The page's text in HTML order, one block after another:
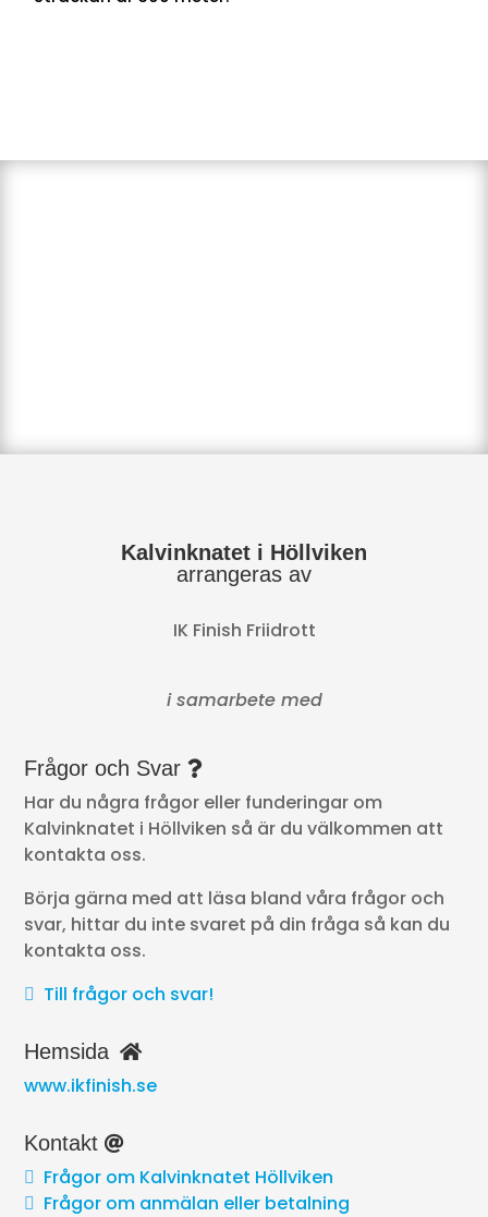
Kalvinknatet i Höllviken
arrangeras av
IK Finish Friidrott
i samarbete med
Frågor och Svar
Har du några frågor eller funderingar om
Kalvinknatet i Höllviken så är du välkommen att
kontakta oss.
Börja gärna med att läsa bland våra frågor och
svar, hittar du inte svaret på din fråga så kan du
kontakta oss.
 Till frågor och svar!
Hemsida
www.ikfinish.se
Kontakt
 Frågor om Kalvinknatet Höllviken
 Frågor om anmälan eller betalning